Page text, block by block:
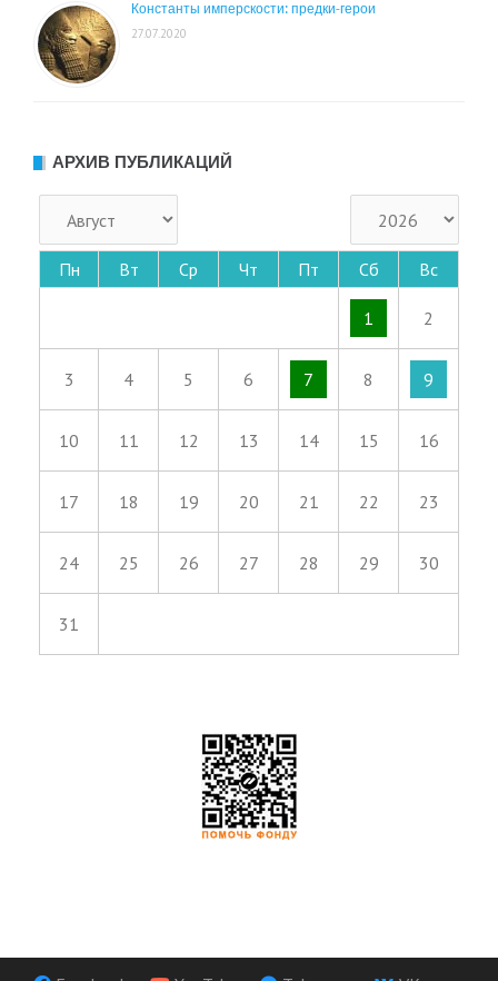
Константы имперскости: предки-герои
27.07.2020
АРХИВ ПУБЛИКАЦИЙ
Пн Вт Ср Чт Пт Сб Вс
1 2
3 4 5 6 7 8 9
10 11 12 13 14 15 16
17 18 19 20 21 22 23
24 25 26 27 28 29 30
31